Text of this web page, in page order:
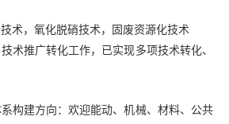
术，氧化脱硝技术，固废资源化技术
术推广转化工作，已实现多项技术转化、
构建方向：欢迎能动、机械、材料、公共